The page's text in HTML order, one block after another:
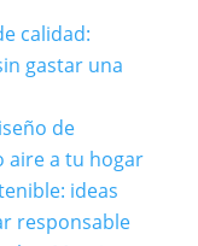
calidad:
gastar una
de
aire a tu hogar
ideas
responsable